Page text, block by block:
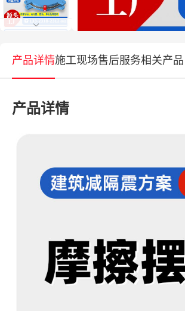
产品详情施工现场售后服务相关产品
产品详情